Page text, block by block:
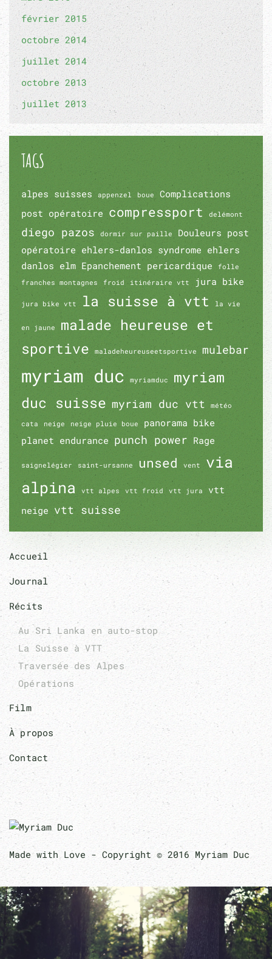
février 2015
octobre 2014
juillet 2014
octobre 2013
juillet 2013
TAGS
alpes suisses appenzel boue
Complications
post opératoire compressport delémont
diego pazos dormir sur paille
Douleurs post
opératoire ehlers-danlos syndrome ehlers
danlos elm Epanchement pericardique
folle
franches montagnes
froid itinéraire vtt jura bike
jura bike vtt la suisse à vtt la vie
en jaune
malade heureuse et
sportive
maladeheureuseetsportive mulebar
myriam duc myriamduc
myriam
duc suisse myriam duc vtt météo
cata neige neige pluie boue
panorama bike
planet endurance punch power Rage
saignelégier saint-ursanne unsed vent
via
alpina
vtt alpes vtt froid vtt jura
vtt
neige vtt suisse
Accueil
Journal
Récits
Au Sri Lanka en auto-stop
La Suisse à VTT
Traversée des Alpes
Opérations
Film
À propos
Contact
Made with Love - Copyright © 2016 Myriam Duc